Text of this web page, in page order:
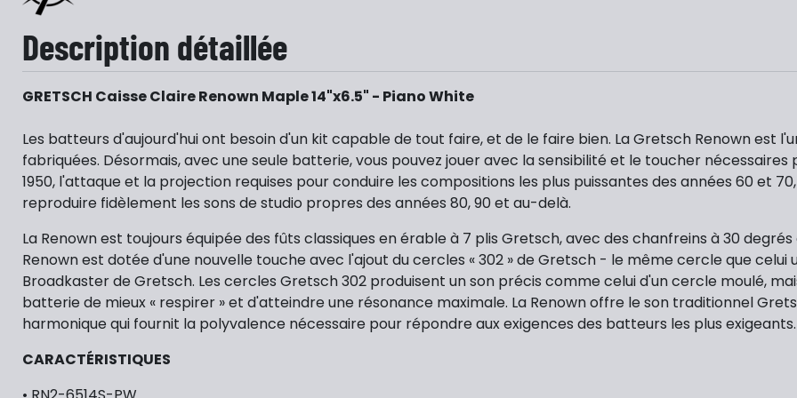
Description détaillée
GRETSCH Caisse Claire Renown Maple 14"x6.5" - Piano White
Les batteurs d'aujourd'hui ont besoin d'un kit capable de tout faire, et de le faire bien. La Gretsch Renown est
fabriquées. Désormais, avec une seule batterie, vous pouvez jouer avec la sensibilité et le toucher
1950, l'attaque et la projection requises pour conduire les compositions les plus puissantes des années 60 et
reproduire fidèlement les sons de studio propres des années 80, 90 et au-delà.
La Renown est toujours équipée des fûts classiques en érable à 7 plis Gretsch, avec des chanfreins à 30
Renown est dotée d'une nouvelle touche avec l'ajout du cercles « 302 » de Gretsch - le même cercle que
Broadkaster de Gretsch. Les cercles Gretsch 302 produisent un son précis comme celui d'un cercle moulé,
batterie de mieux « respirer » et d'atteindre une résonance maximale. La Renown offre le son traditionnel
harmonique qui fournit la polyvalence nécessaire pour répondre aux exigences des batteurs les plus exigeants.
CARACTÉRISTIQUES